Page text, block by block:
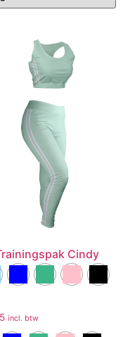
Cindy
incl. btw